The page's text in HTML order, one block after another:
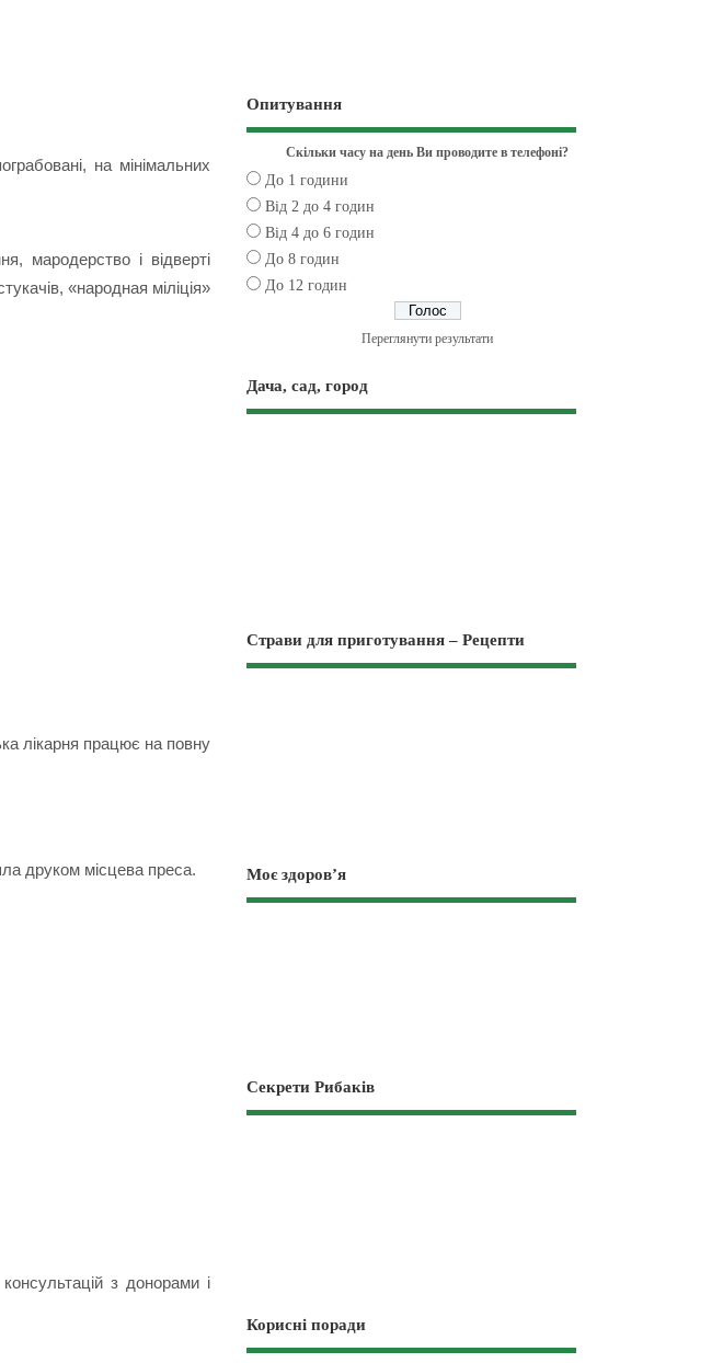
на мінімальних
мародерство і відверті
«народная міліція»
лікарня працює на повну
друком місцева преса.
з донорами і
Опитування
Скільки часу на день Ви проводите в телефоні?
До 1 години
Від 2 до 4 годин
Від 4 до 6 годин
До 8 годин
До 12 годин
Переглянути результати
Дача, сад, город
Страви для приготування – Рецепти
Моє здоров’я
Секрети Рибаків
Корисні поради